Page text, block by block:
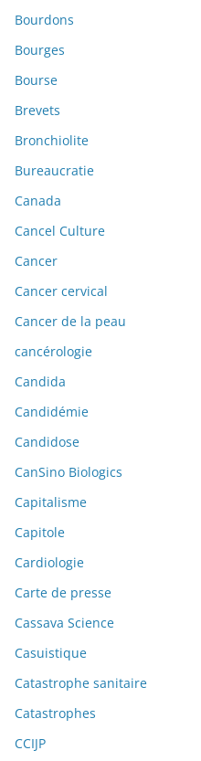
Bourdons
Bourges
Bourse
Brevets
Bronchiolite
Bureaucratie
Canada
Cancel Culture
Cancer
Cancer cervical
Cancer de la peau
cancérologie
Candida
Candidémie
Candidose
CanSino Biologics
Capitalisme
Capitole
Cardiologie
Carte de presse
Cassava Science
Casuistique
Catastrophe sanitaire
Catastrophes
CCIJP